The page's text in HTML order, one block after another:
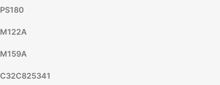
PS180
M122A
M159A
C32C825341